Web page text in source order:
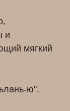
и
мягкий
ю".